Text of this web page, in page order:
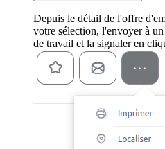
Depuis le détail de l'offre
votre sélection, l'envoyer à
de travail et la signaler en